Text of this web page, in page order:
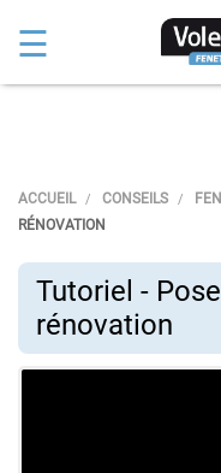
Basculer
la
☰
ACCUEIL CONSEILS
RÉNOVATION
Tutoriel -
rénovation